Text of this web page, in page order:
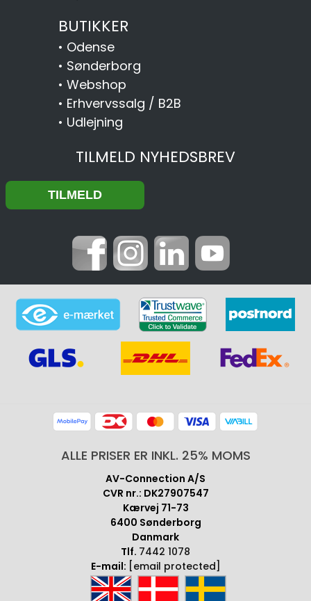
BUTIKKER
• Odense
• Sønderborg
• Webshop
• Erhvervssalg / B2B
• Udlejning
TILMELD NYHEDSBREV
ALLE PRISER ER INKL. 25% MOMS
AV-Connection A/S
CVR nr.: DK27907547
Kærvej 71-73
6400 Sønderborg
Danmark
Tlf. 7442 1078
E-mail: [email protected]